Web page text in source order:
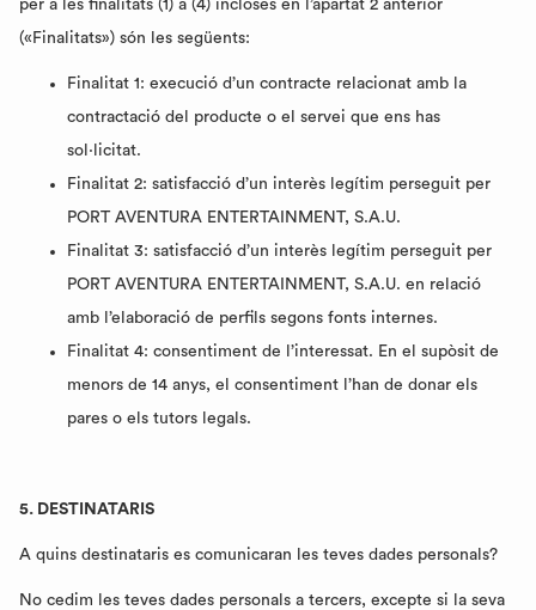
per a les finalitats (1) a (4) incloses en l’apartat 2 anterior
(«Finalitats») són les següents:
Finalitat 1: execució d’un contracte relacionat amb la
contractació del producte o el servei que ens has
sol·licitat.
Finalitat 2: satisfacció d’un interès legítim perseguit per
PORT AVENTURA ENTERTAINMENT, S.A.U.
Finalitat 3: satisfacció d’un interès legítim perseguit per
PORT AVENTURA ENTERTAINMENT, S.A.U. en relació
amb l’elaboració de perfils segons fonts internes.
Finalitat 4: consentiment de l’interessat. En el supòsit de
menors de 14 anys, el consentiment l’han de donar els
pares o els tutors legals.
5. DESTINATARIS
A quins destinataris es comunicaran les teves dades personals?
No cedim les teves dades personals a tercers, excepte si la seva